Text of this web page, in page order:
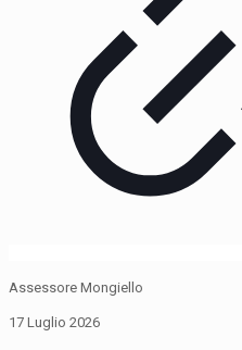
Assessore Mongiello
17 Luglio 2026